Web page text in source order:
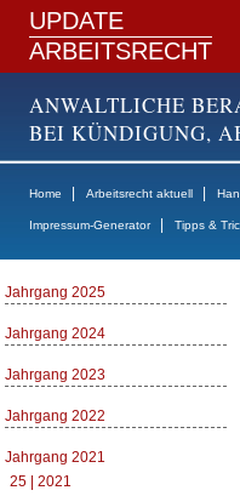
UPDATE
ARBEITSRECHT
ANWALTLICHE
BEI KÜNDIGUNG,
Home Arbeitsrecht aktuell
Impressum-Generator Tipps &
Jahrgang 2025
Jahrgang 2024
Jahrgang 2023
Jahrgang 2022
Jahrgang 2021
25 | 2021